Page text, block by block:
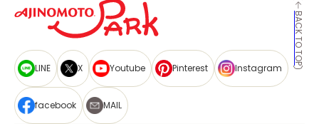
BACK TO TOP
LINE X Youtube Pinterest Instagram
facebook MAIL